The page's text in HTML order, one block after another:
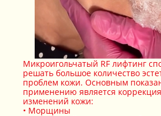
Микроигольчатый RF лифтинг
решать большое количество
проблем кожи. Основным
применению является
изменений кожи:
Морщины